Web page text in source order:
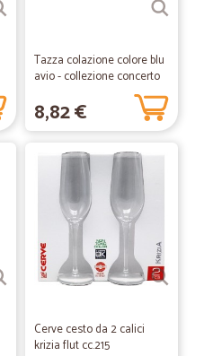
Tazza colazione colore blu
avio - collezione concerto
8,82 €
Cerve cesto da 2 calici
krizia flut cc.215